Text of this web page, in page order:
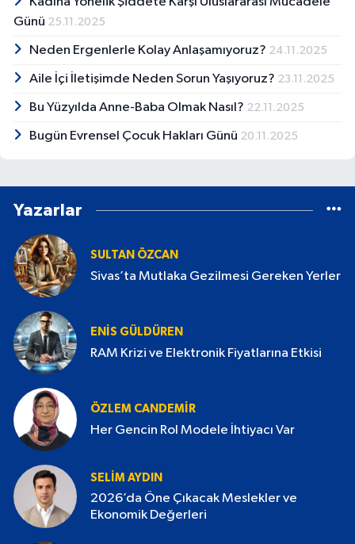
Günü 25.11.2025
Neden Ergenlerle Kolay Anlaşamıyoruz? 24.11.2025
Aile İçi İletişimde Neden Sorun Yaşıyoruz? 23.11.2025
Bu Yüzyılda Anne-Baba Olmak Nasıl? 22.11.2025
Bugün Evrensel Çocuk Hakları Günü 20.11.2025
Yazarlar
SULTAN ÖZCAN
Sivas’ta Mutlaka Gezilmesi Gereken Yerler
ENIS GÜLDÜREN
RAM Krizi ve Elektronik Fiyatlarına Etkisi
ÖZLEM CANDEMİR
Her Gencin Rol Modele İhtiyacı Var
SELIM AYDIN
2026’da Öne Çıkacak Meslekler ve
Ekonomik Değerleri